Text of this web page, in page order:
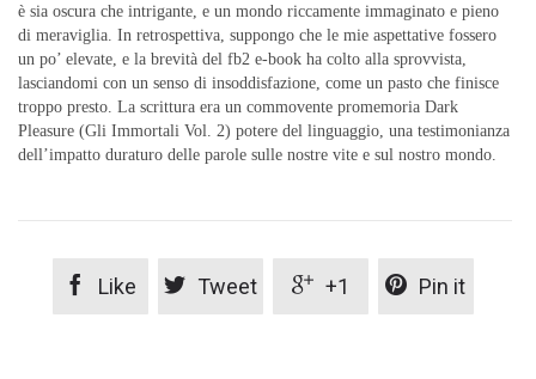
è sia oscura che intrigante, e un mondo riccamente immaginato e pieno
di meraviglia. In retrospettiva, suppongo che le mie aspettative fossero
un po’ elevate, e la brevità del fb2 e-book ha colto alla sprovvista,
lasciandomi con un senso di insoddisfazione, come un pasto che finisce
troppo presto. La scrittura era un commovente promemoria Dark
Pleasure (Gli Immortali Vol. 2) potere del linguaggio, una testimonianza
dell’impatto duraturo delle parole sulle nostre vite e sul nostro mondo.
 Like  Tweet  +1  Pin it